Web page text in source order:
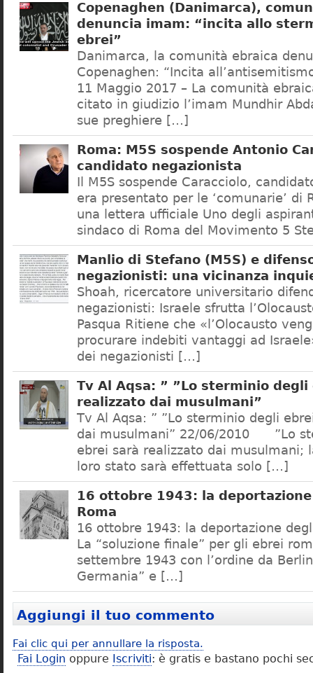
Copenaghen (Danimarca),
denuncia imam: “incita allo
ebrei”
Danimarca, la comunità ebraica
Copenaghen: “Incita
11 Maggio 2017 – La comunità
citato in giudizio l’imam Mundhir
sue preghiere […]
Roma: M5S sospende Antonio
candidato negazionista
Il M5S sospende Caracciolo,
era presentato per le ‘comunarie’ di
una lettera ufficiale Uno degli
sindaco di Roma del Movimento 5
Manlio di Stefano (M5S) e
negazionisti: una vicinanza
Shoah, ricercatore universitario
negazionisti: Israele sfrutta
Pasqua Ritiene che «l’Olocausto
procurare indebiti vantaggi ad
dei negazionisti […]
Tv Al Aqsa: ” ”Lo sterminio degli
realizzato dai musulmani”
Tv Al Aqsa: ” ”Lo sterminio degli
dai musulmani” 22/06/2010 ”Lo
ebrei sarà realizzato dai musulmani;
loro stato sarà effettuata solo […]
16 ottobre 1943: la
Roma
16 ottobre 1943: la deportazione
La “soluzione finale” per gli ebrei
settembre 1943 con l’ordine da
Germania” e […]
Aggiungi il tuo commento
Fai clic qui per annullare la risposta.
Fai Login oppure Iscriviti: è gratis e bastano pochi